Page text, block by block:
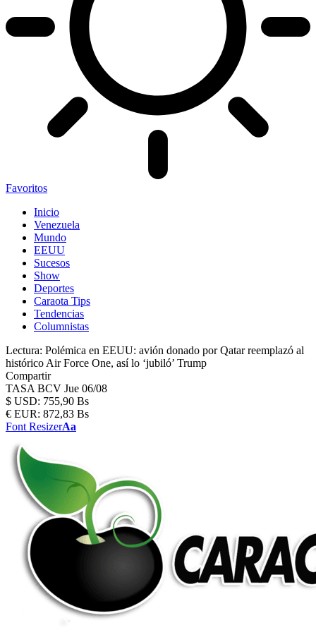
Favoritos
Inicio
Venezuela
Mundo
EEUU
Sucesos
Show
Deportes
Caraota Tips
Tendencias
Columnistas
Lectura: Polémica en EEUU: avión donado por Qatar reemplazó al
histórico Air Force One, así lo ‘jubiló’ Trump
Compartir
TASA BCV Jue 06/08
$ USD: 755,90 Bs
€ EUR: 872,83 Bs
Font ResizerAa